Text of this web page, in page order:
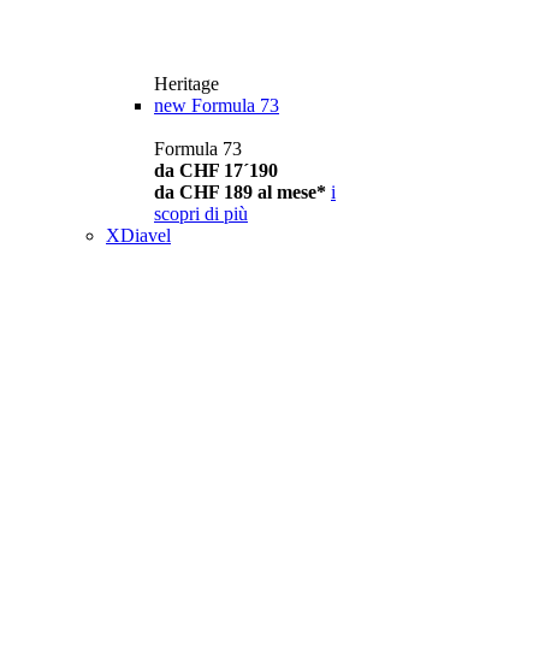
Heritage
new Formula 73
Formula 73
da CHF 17´190
da CHF 189 al mese* i
scopri di più
XDiavel